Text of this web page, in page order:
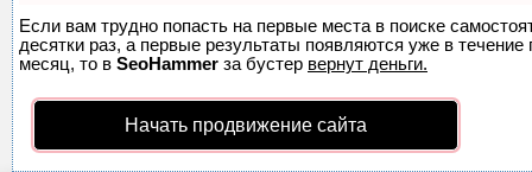
Если вам трудно попасть на первые места в поиске
десятки раз, а первые результаты появляются уже в
месяц, то в SeoHammer за бустер вернут деньги.
Начать продвижение сайта